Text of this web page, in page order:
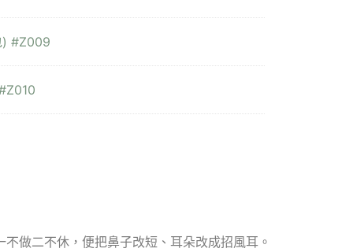
) #Z009
做二不休，便把鼻子改短、耳朵改成招風耳。